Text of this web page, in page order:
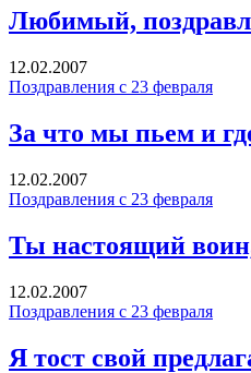
Любимый,
12.02.2007
Поздравления с 23 февраля
За что мы пьем и
12.02.2007
Поздравления с 23 февраля
Ты настоящий
12.02.2007
Поздравления с 23 февраля
Я тост свой